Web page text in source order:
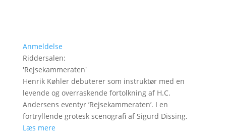
Anmeldelse
Riddersalen:
'Rejsekammeraten'
Henrik Køhler debuterer som instruktør med en
levende og overraskende fortolkning af H.C.
Andersens eventyr ’Rejsekammeraten’. I en
fortryllende grotesk scenografi af Sigurd Dissing.
Læs mere